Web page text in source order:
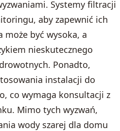
Systemy filtracji
aby zapewnić ich
być wysoka, a
nieskutecznego
Ponadto,
instalacji do
co wymaga konsultacji z
Mimo tych wyzwań,
wody szarej dla domu